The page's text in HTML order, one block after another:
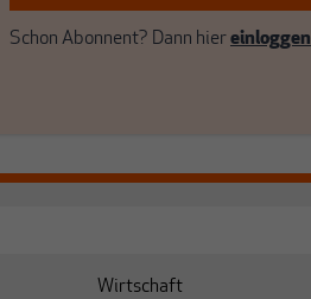
Schon Abonnent? Dann hiereinloggen
Wirtschaft